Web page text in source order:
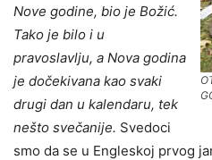
Nove godine, bio je Božić.
Tako je bilo i u
pravoslavlju, a Nova godina
je dočekivana kao svaki
drugi dan u kalendaru, tek
nešto svečanije. Svedoci
smo da se u Engleskoj prvog